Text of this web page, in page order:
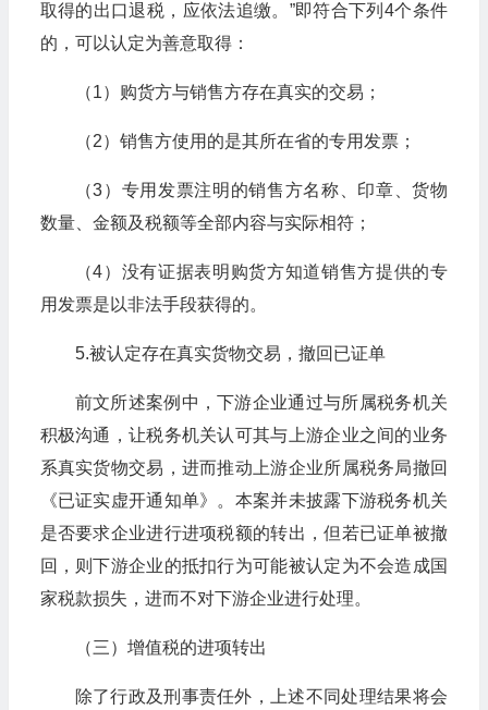
取得的出口退税，应依法追缴。”即符合下列4个条件
的，可以认定为善意取得：
（1）购货方与销售方存在真实的交易；
（2）销售方使用的是其所在省的专用发票；
（3）专用发票注明的销售方名称、印章、货物
数量、金额及税额等全部内容与实际相符；
（4）没有证据表明购货方知道销售方提供的专
用发票是以非法手段获得的。
5.被认定存在真实货物交易，撤回已证单
前文所述案例中，下游企业通过与所属税务机关
积极沟通，让税务机关认可其与上游企业之间的业务
系真实货物交易，进而推动上游企业所属税务局撤回
《已证实虚开通知单》。本案并未披露下游税务机关
是否要求企业进行进项税额的转出，但若已证单被撤
回，则下游企业的抵扣行为可能被认定为不会造成国
家税款损失，进而不对下游企业进行处理。
（三）增值税的进项转出
除了行政及刑事责任外，上述不同处理结果将会